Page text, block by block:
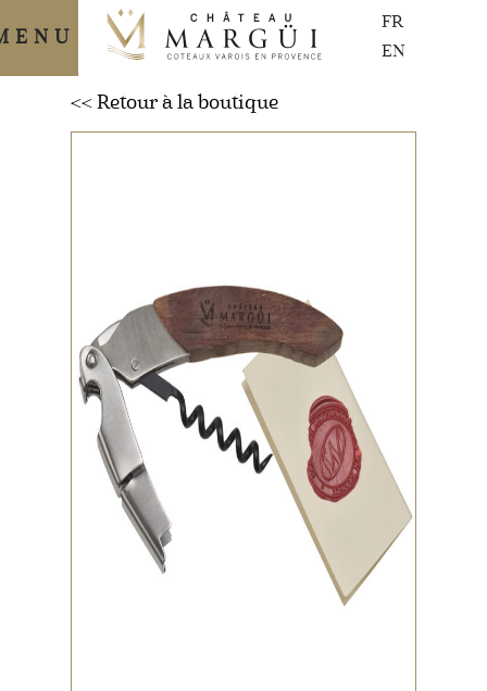
au
FR
EN
<< Retour à la boutique